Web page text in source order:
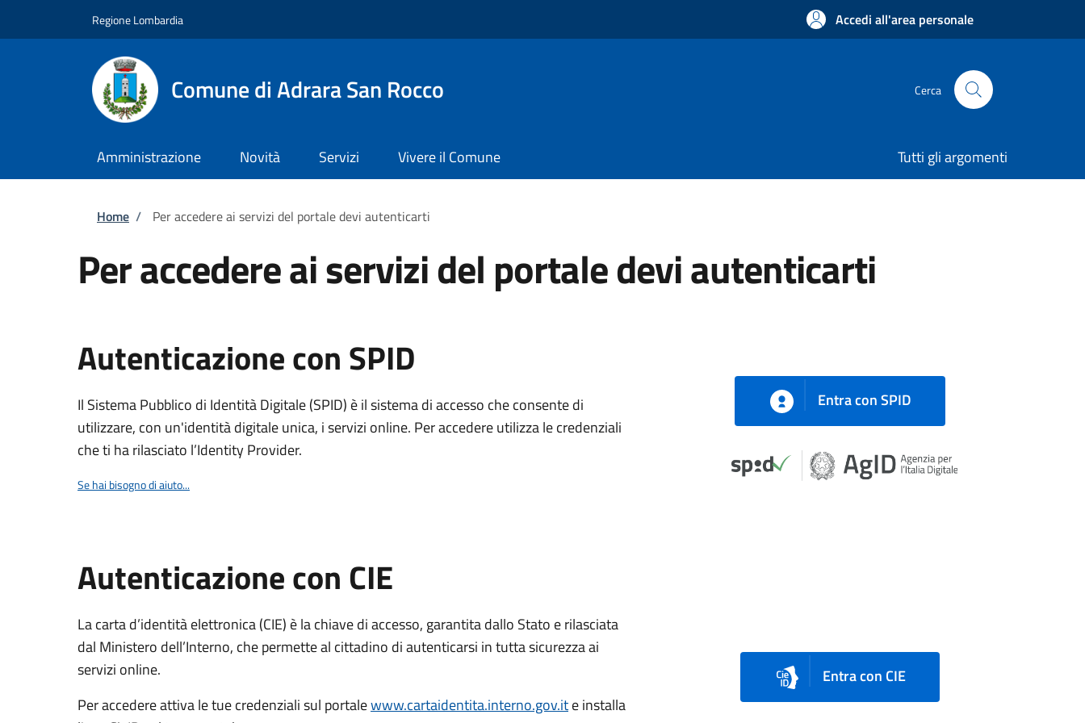
Regione Lombardia Accedi all'area personale
Comune di Adrara San Rocco Cerca
Amministrazione Novità Servizi Vivere il Comune Tutti gli argomenti
Briciole di pane
Home / Per accedere ai servizi del portale devi autenticarti
Per accedere ai servizi del portale devi autenticarti
Autenticazione con SPID
Il Sistema Pubblico di Identità Digitale (SPID) è il sistema di accesso che consente di
utilizzare, con un'identità digitale unica, i servizi online. Per accedere utilizza le credenziali
che ti ha rilasciato l’Identity Provider.
Se hai bisogno di aiuto...
Entra con SPID
Autenticazione con CIE
La carta d’identità elettronica (CIE) è la chiave di accesso, garantita dallo Stato e rilasciata
dal Ministero dell’Interno, che permette al cittadino di autenticarsi in tutta sicurezza ai
servizi online.
Per accedere attiva le tue credenziali sul portalewww.cartaidentita.interno.gov.ite installa
Entra con CIE